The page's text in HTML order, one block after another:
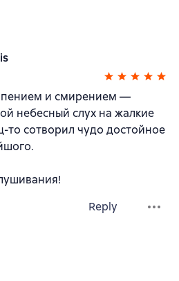
и смирением —
небесный слух на жалкие
то сотворил чудо достойное
Reply